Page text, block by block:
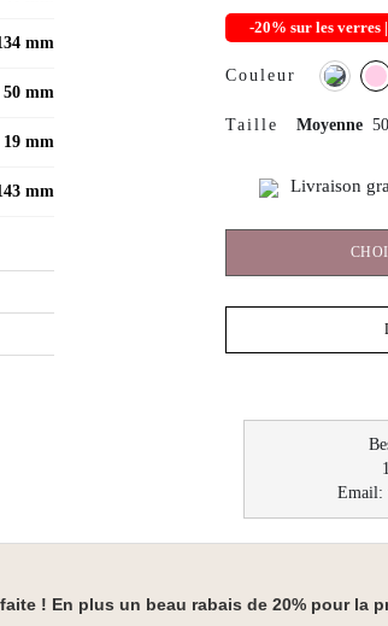
mm
50 mm
19 mm
mm
-20% sur les
Couleur
Taille Moyenne
Livraison
Email:
! En plus un beau rabais de 20% pour la